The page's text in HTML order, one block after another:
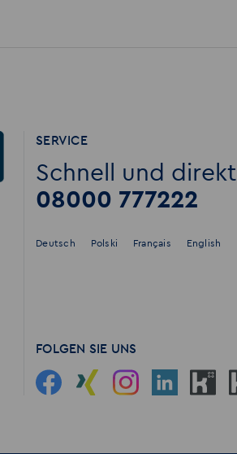
SERVICE
Schnell und direkt
08000 777222
Deutsch Polski Français English
FOLGEN SIE UNS